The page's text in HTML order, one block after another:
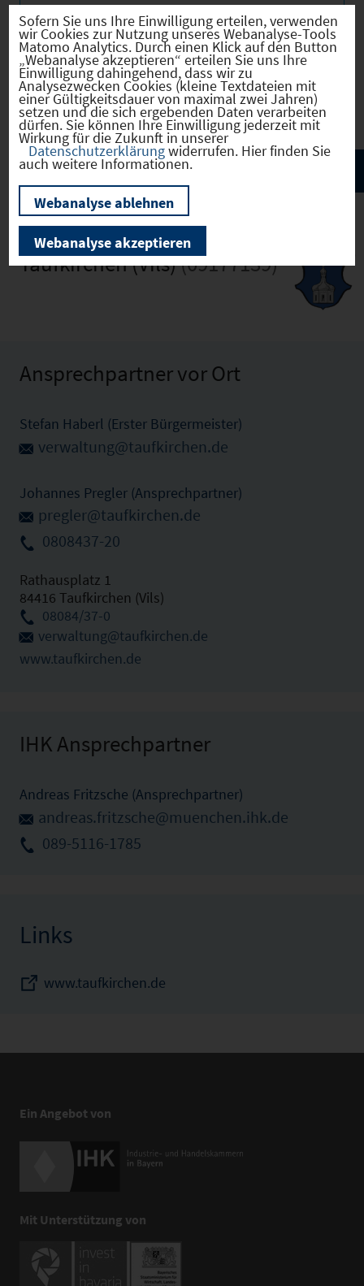
Verkehrsinfrastruktur
Kommunale Infrastruktur
Taufkirchen (Vils)(09177139)
Ansprechpartner vor Ort
Stefan Haberl (Erster Bürgermeister)
verwaltung@taufkirchen.de
Johannes Pregler (Ansprechpartner)
pregler@taufkirchen.de
0808437-20
Rathausplatz 1
84416 Taufkirchen (Vils)
08084/37-0
verwaltung@taufkirchen.de
www.taufkirchen.de
IHK Ansprechpartner
Andreas Fritzsche (Ansprechpartner)
andreas.fritzsche@muenchen.ihk.de
089-5116-1785
Links
www.taufkirchen.de
Ein Angebot von
Mit Unterstützung von
Sofern Sie uns Ihre Einwilligung erteilen, verwenden
wir Cookies zur Nutzung unseres Webanalyse-Tools
Matomo Analytics. Durch einen Klick auf den Button
„Webanalyse akzeptieren“ erteilen Sie uns Ihre
Einwilligung dahingehend, dass wir zu
Analysezwecken Cookies (kleine Textdateien mit
einer Gültigkeitsdauer von maximal zwei Jahren)
setzen und die sich ergebenden Daten verarbeiten
dürfen. Sie können Ihre Einwilligung jederzeit mit
Wirkung für die Zukunft in unserer
Datenschutzerklärungwiderrufen. Hier finden Sie
auch weitere Informationen.
Webanalyse ablehnen
Webanalyse akzeptieren